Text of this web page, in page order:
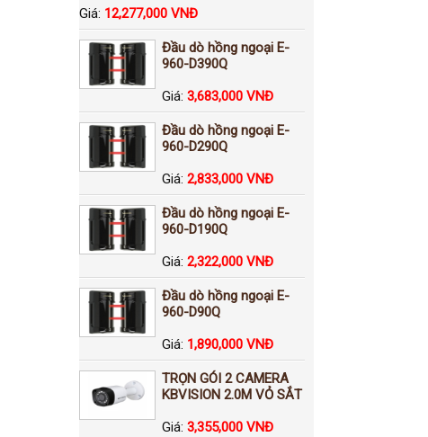
Giá: 12,277,000 VNĐ
Đầu dò hồng ngoại E-
960-D390Q
Giá: 3,683,000 VNĐ
Đầu dò hồng ngoại E-
960-D290Q
Giá: 2,833,000 VNĐ
Đầu dò hồng ngoại E-
960-D190Q
Giá: 2,322,000 VNĐ
Đầu dò hồng ngoại E-
960-D90Q
Giá: 1,890,000 VNĐ
TRỌN GÓI 2 CAMERA
KBVISION 2.0M VỎ SẮT
Giá: 3,355,000 VNĐ